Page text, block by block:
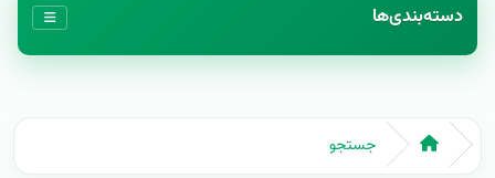
دسته‌بندی‌ها
جستجو